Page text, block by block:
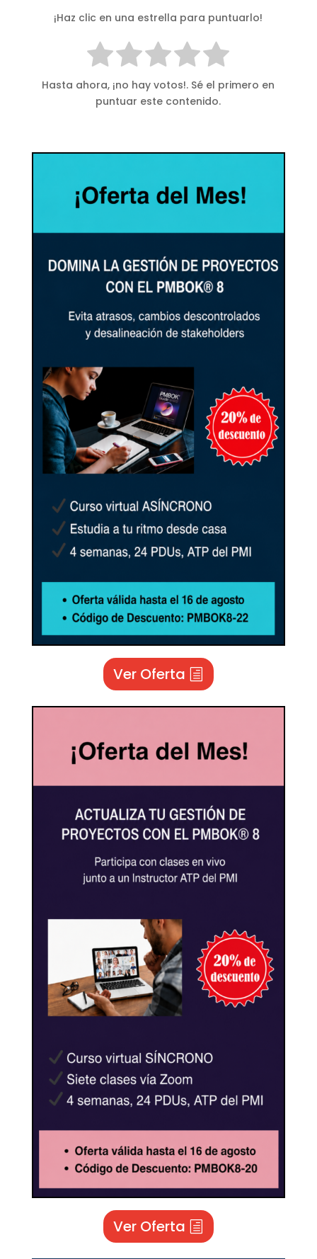
¡Haz clic en una estrella para puntuarlo!
Hasta ahora, ¡no hay votos!. Sé el primero en
puntuar este contenido.
Ver Oferta
Ver Oferta